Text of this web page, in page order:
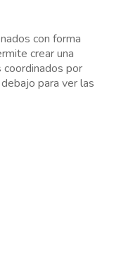
con forma
crear una
por
para ver las